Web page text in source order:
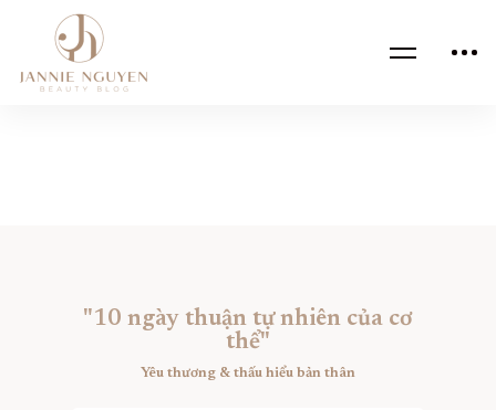
"10 ngày thuận tự nhiên của cơ
thể"
Yêu thương & thấu hiểu bản thân